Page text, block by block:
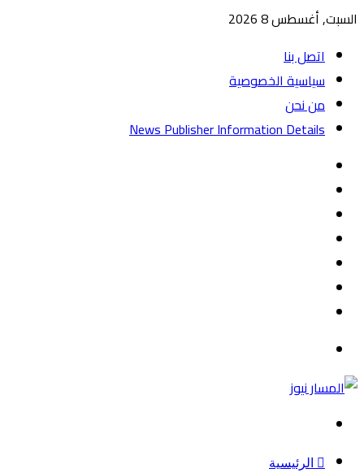
السبت, أغسطس 8 2026
اتصل بنا
سياسية الخصوصية
من نحن
News Publisher Information Details
الرئيسية